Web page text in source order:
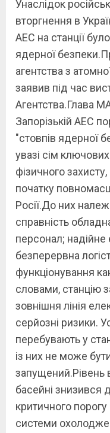
Унаслідок
вторгнення в
АЕС на станції
ядерної
агентства з
заявив під час
Агентства.Глава
Запорізькій АЕС
"стовпів ядерної
увазі сім
фізичного
початку
Росії.До них
справність
персонал;
безперервна
функціонування
словами, станцію
зовнішня лінія
серйозні ризики.
перебувають у
із них не може
басейні знизився
критичного
системи